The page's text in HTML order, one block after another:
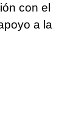
con el
a la